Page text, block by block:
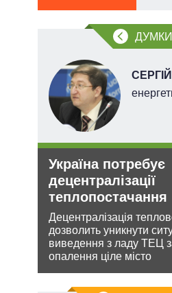
ДУМКИ
Україна потребує
децентралізації
теплопостачання
Децентралізація
дозволить уникнути
виведення з ладу ТЕЦ
опалення ціле місто